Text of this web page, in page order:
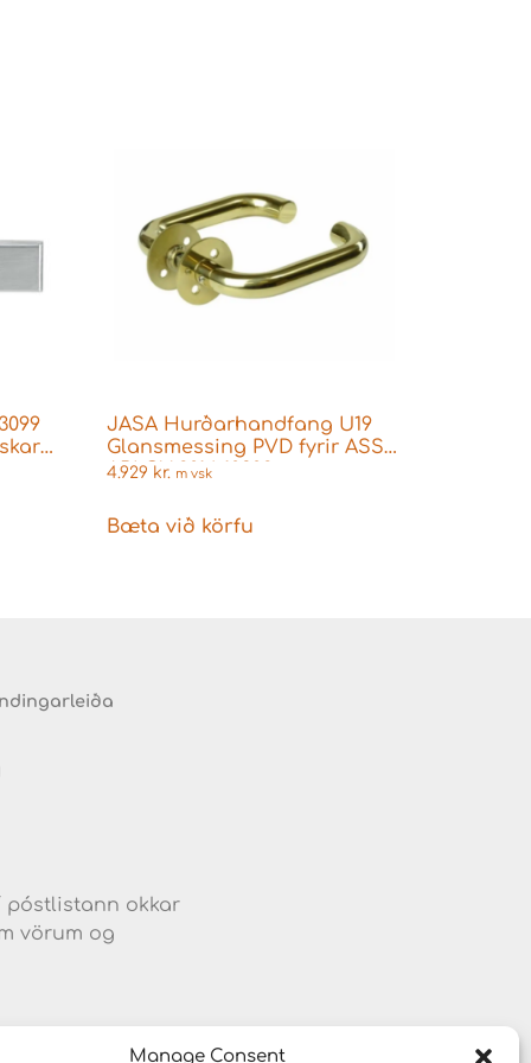
Manage Consent
JASA Hurðarhandfang U19
Glansmessing PVD fyrir ASSA
ABLOY 2014 10302
4.929 kr. m vsk
Bæta við körfu
póstlistann okkar
vörum og